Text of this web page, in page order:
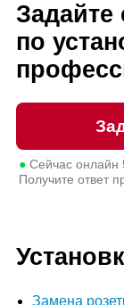
Задайте
по
●Сейчас онлайн
Получите ответ
Замена